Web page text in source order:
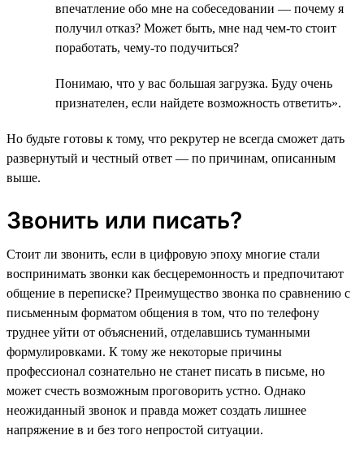
впечатление обо мне на собеседовании — почему я
получил отказ? Может быть, мне над чем-то стоит
поработать, чему-то подучиться?
Понимаю, что у вас большая загрузка. Буду очень
признателен, если найдете возможность ответить».
Но будьте готовы к тому, что рекрутер не всегда сможет дать
развернутый и честный ответ — по причинам, описанным
выше.
Звонить или писать?
Стоит ли звонить, если в цифровую эпоху многие стали
воспринимать звонки как бесцеремонность и предпочитают
общение в переписке? Преимущество звонка по сравнению с
письменным форматом общения в том, что по телефону
труднее уйти от объяснений, отделавшись туманными
формулировками. К тому же некоторые причины
профессионал сознательно не станет писать в письме, но
может счесть возможным проговорить устно. Однако
неожиданный звонок и правда может создать лишнее
напряжение в и без того непростой ситуации.